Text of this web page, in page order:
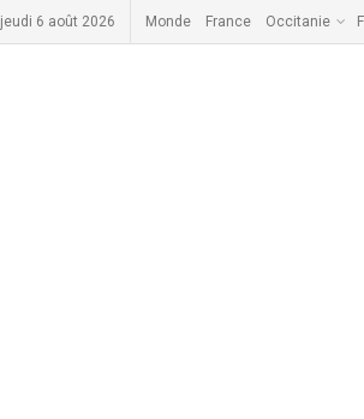
jeudi 6 août 2026 Monde France Occitanie